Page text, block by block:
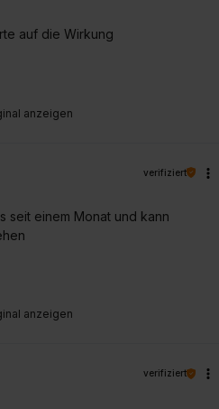
anzeigen
auf die Wirkung
anzeigen
verifiziert
seit einem Monat und kann
verifiziert